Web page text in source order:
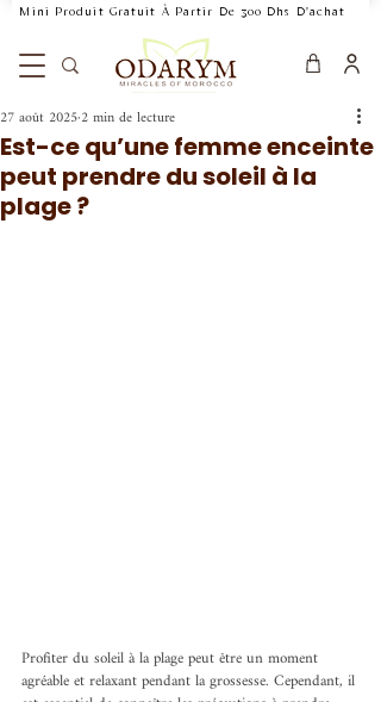
Mini Produit Gratuit À Partir De 300 Dhs D'achat
Est-ce qu’une femme enceinte
peut prendre du soleil à la
plage ?
27 août 20252 min de lecture
Profiter du soleil à la plage peut être un moment
agréable et relaxant pendant la grossesse. Cependant, il